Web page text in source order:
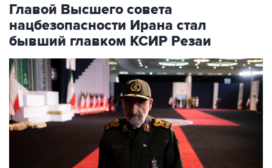
Главой Высшего совета
нацбезопасности Ирана стал
бывший главком КСИР Резаи